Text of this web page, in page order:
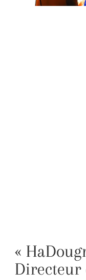
«
Directeur